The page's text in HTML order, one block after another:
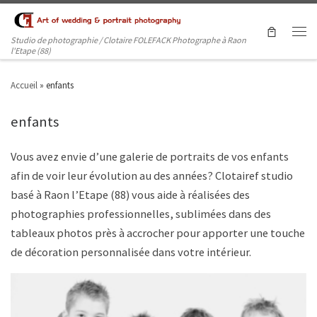
Studio de photographie / Clotaire FOLEFACK Photographe à Raon
l'Etape (88)
Accueil » enfants
enfants
Vous avez envie d’une galerie de portraits de vos enfants
afin de voir leur évolution au des années? Clotairef studio
basé à Raon l’Etape (88) vous aide à réalisées des
photographies professionnelles, sublimées dans des
tableaux photos près à accrocher pour apporter une touche
de décoration personnalisée dans votre intérieur.